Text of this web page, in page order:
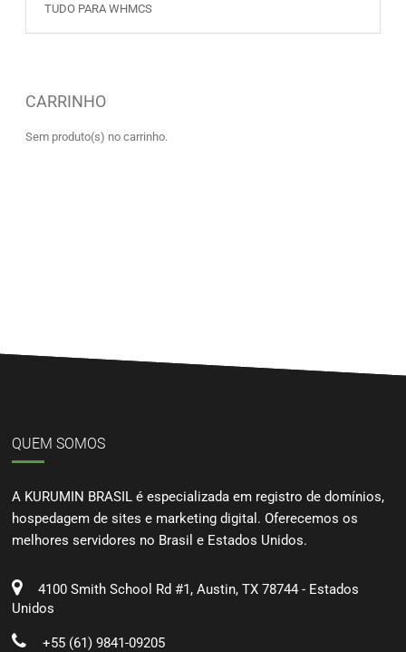
TUDO PARA WHMCS
CARRINHO
Sem produto(s) no carrinho.
QUEM SOMOS
A KURUMIN BRASIL é especializada em registro de domínios,
hospedagem de sites e marketing digital. Oferecemos os
melhores servidores no Brasil e Estados Unidos.
4100 Smith School Rd #1, Austin, TX 78744 - Estados
Unidos
+55 (61) 9841-09205